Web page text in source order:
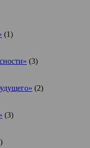
(1)
(3)
(2)
(3)